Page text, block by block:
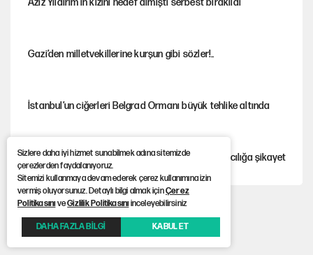
Gazi’den milletvekillerine kurşun gibi sözler!..
İstanbul’un ciğerleri Belgrad Ormanı büyük tehlike altında
Gürsel Tekin'den YENİ Parti’li genç hakkında savcılığa şikayet
Yeni Parti'ye eski program: Ey Kemal Derviş, geldinse vur!
Sizlere daha iyi hizmet sunabilmek adına sitemizde
çerezlerden faydalanıyoruz.
Sitemizi kullanmaya devam ederek çerez kullanımına izin
vermiş oluyorsunuz. Detaylı bilgi almak içinÇerez
PolitikasınıveGizlilik Politikasınıinceleyebilirsiniz
DAHA FAZLA BİLGİ KABUL ET